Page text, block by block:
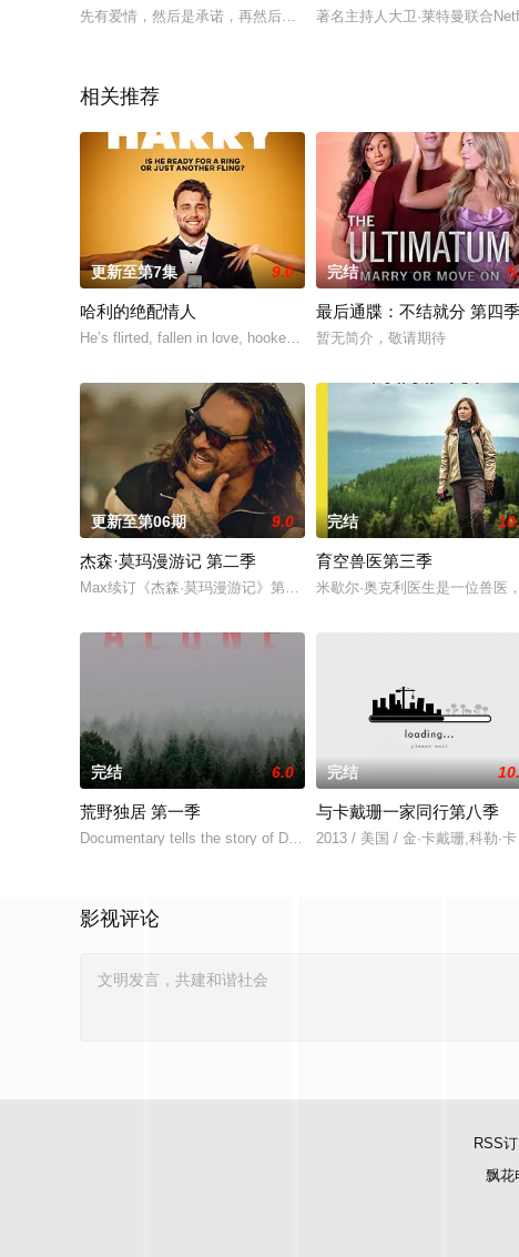
先有爱情，然后是承诺，再然后才是面对面的相处。这是一次寻找灵
著名主持人大卫·莱特曼联合
相关推荐
更新至第7集 9.0
哈利的绝配情人
He’s flirted, fallen in love, hooked up, and broke
完结
最后通牒：不结就分 第四季
暂无简介，敬请期待
更新至第06期 9.0
杰森·莫玛漫游记 第二季
Max续订《杰森·莫玛漫游记》第二季。
完结
育空兽医第三季
米歇尔·奥克利医生是一位兽医
完结 6.0
荒野独居 第一季
Documentary tells the story of Dick Proenneke who,
完结
与卡戴珊一家同行第八季
2013 / 美国 / 金·卡戴珊,科勒·
影视评论
RSS
飘花